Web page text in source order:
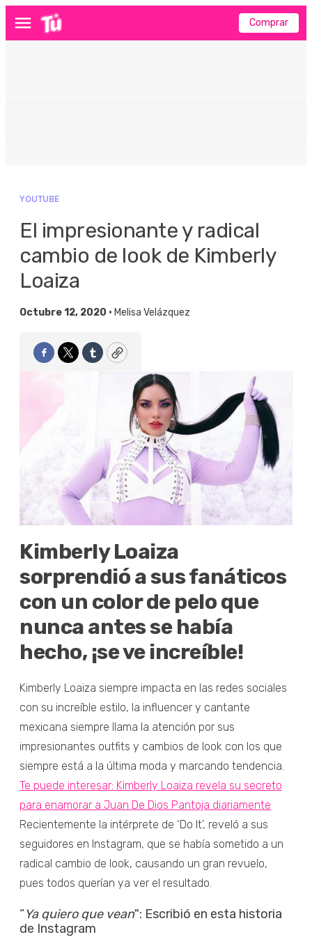
Menú Comprar
YOUTUBE
El impresionante y radical
cambio de look de Kimberly
Loaiza
Octubre 12, 2020 • Melisa Velázquez
Facebook
TwitterTumblrCopy
Kimberly Loaiza
sorprendió a sus fanáticos
con un color de pelo que
nunca antes se había
hecho, ¡se ve increíble!
Kimberly Loaiza siempre impacta en las redes sociales
con su increíble estilo, la influencer y cantante
mexicana siempre llama la atención por sus
impresionantes outfits y cambios de look con los que
siempre está a la última moda y marcando tendencia.
Te puede interesar: Kimberly Loaiza revela su secreto
para enamorar a Juan De Dios Pantoja diariamente
Recientemente la intérprete de ‘Do It’, reveló a sus
seguidores en Instagram, que se había sometido a un
radical cambio de look, causando un gran revuelo,
pues todos querían ya ver el resultado.
“Ya quiero que vean": Escribió en esta historia
de Instagram